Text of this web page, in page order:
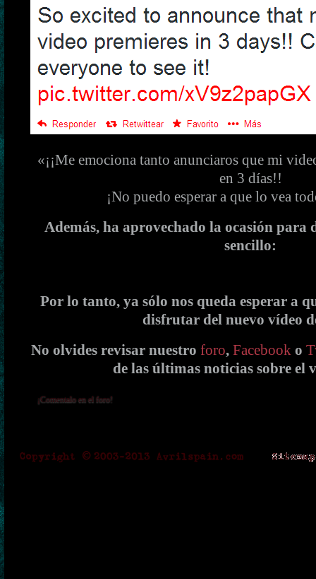
«¡¡Me emociona tanto anunciaros que mi
en 3 días!!
¡No puedo esperar a que lo vea
Además, ha aprovechado la ocasión para
sencillo:
Por lo tanto, ya sólo nos queda esperar a
disfrutar del nuevo vídeo
No olvides revisar nuestro foro, Facebook o
de las últimas noticias sobre el
¡Comentalo en el foro!